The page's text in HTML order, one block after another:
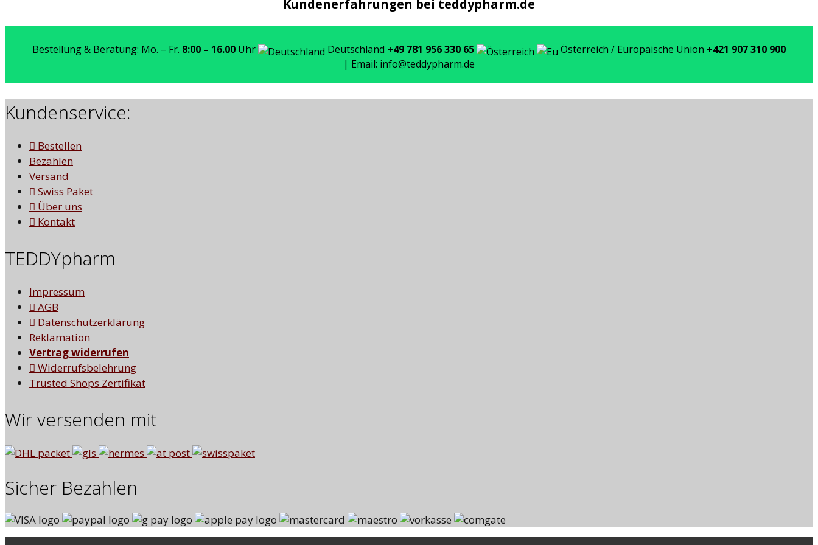
Kundenerfahrungen bei teddypharm.de
Bestellung & Beratung: Mo. – Fr. 8:00 – 16.00 Uhr Deutschland +49 781 956 330 65 Österreich / Europäische Union +421 907 310 900
| Email: info@teddypharm.de
Kundenservice:
Bestellen
Bezahlen
Versand
Swiss Paket
Über uns
Kontakt
TEDDYpharm
Impressum
AGB
Datenschutzerklärung
Reklamation
Vertrag widerrufen
Widerrufsbelehrung
Trusted Shops Zertifikat
Wir versenden mit
Sicher Bezahlen